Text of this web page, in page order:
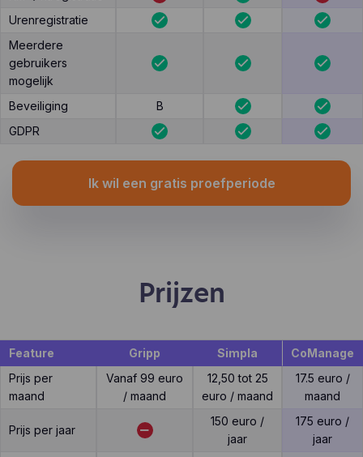
Urenregistratie
Meerdere
gebruikers
mogelijk
Beveiliging
B
GDPR
Ik wil een gratis proefperiode
Prijzen
Feature Gripp Simpla
CoManage
Prijs per
maand
Vanaf 99 euro
/ maand
12,50 tot 25
euro / maand
17.5 euro /
maand
Prijs per jaar
150 euro /
jaar
175 euro /
jaar